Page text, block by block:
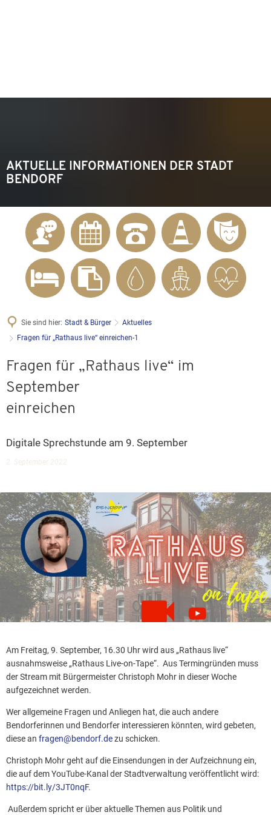
AKTUELLE INFORMATIONEN DER STADT
BENDORF
Sie sind hier: Stadt & Bürger
Aktuelles
Fragen für „Rathaus live“ einreichen-1
Fragen für „Rathaus live“ im
September
einreichen
Digitale Sprechstunde am 9. September
2. September 2022
Am Freitag, 9. September, 16.30 Uhr wird aus „Rathaus live“
ausnahmsweise „Rathaus Live-on-Tape“. Aus Termingründen muss
der Stream mit Bürgermeister Christoph Mohr in dieser Woche
aufgezeichnet werden.
Wer allgemeine Fragen und Anliegen hat, die auch andere
Bendorferinnen und Bendorfer interessieren könnten, wird gebeten,
diese an fragen@bendorf.dezu schicken.
Christoph Mohr geht auf die Einsendungen in der Aufzeichnung ein,
die auf dem YouTube-Kanal der Stadtverwaltung veröffentlicht wird:
https://bit.ly/3JT0nqF.
Außerdem spricht er über aktuelle Themen aus Politik und